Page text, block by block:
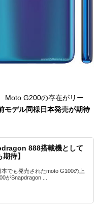
Moto G200の存在がリー
デル同様日本発売が期待
888搭載機として
待】
でも発売されたmoto G100の上
がSnapdragon ...